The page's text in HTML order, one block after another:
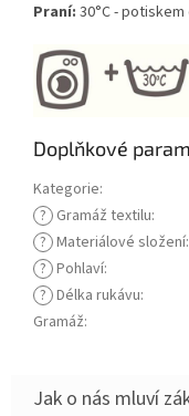
Praní: 30°C -
Doplňkové
Kategorie:
? Gramáž textilu:
? Materiálové složení:
? Pohlaví:
? Délka rukávu:
Gramáž: